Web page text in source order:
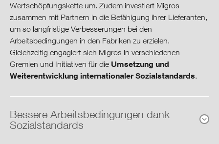
Nachhaltige Beschaffung
Herstellungs­bedingungen
Produkt­verantwortung
Gesellschaft & Kultur
Wertschöpfungskette um. Zudem investiert Migros
zusammen mit Partnern in die Befähigung ihrer Lieferanten,
um so langfristige Verbesserungen bei den
Arbeitsbedingungen in den Fabriken zu erzielen.
Gleichzeitig engagiert sich Migros in verschiedenen
Gremien und Initiativen für die Umsetzung und
Weiterentwicklung internationaler Sozialstandards.
Bessere Arbeitsbedingungen dank
Sozialstandards